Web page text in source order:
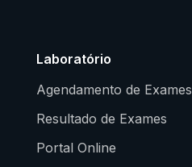
Laboratório
Agendamento de Exames
Resultado de Exames
Portal Online